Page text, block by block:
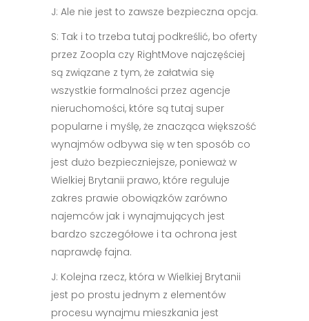
J: Ale nie jest to zawsze bezpieczna opcja.
S: Tak i to trzeba tutaj podkreślić, bo oferty
przez Zoopla czy RightMove najczęściej
są związane z tym, że załatwia się
wszystkie formalności przez agencje
nieruchomości, które są tutaj super
popularne i myślę, że znacząca większość
wynajmów odbywa się w ten sposób co
jest dużo bezpieczniejsze, ponieważ w
Wielkiej Brytanii prawo, które reguluje
zakres prawie obowiązków zarówno
najemców jak i wynajmujących jest
bardzo szczegółowe i ta ochrona jest
naprawdę fajna.
J: Kolejna rzecz, która w Wielkiej Brytanii
jest po prostu jednym z elementów
procesu wynajmu mieszkania jest